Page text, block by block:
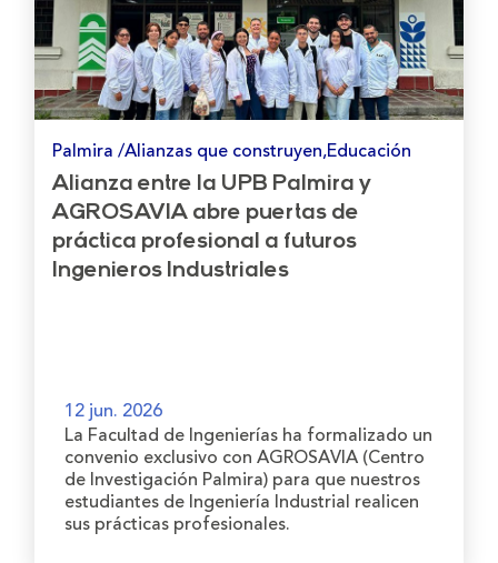
Palmira /Alianzas que construyen,Educación
Alianza entre la UPB Palmira y
AGROSAVIA abre puertas de
práctica profesional a futuros
Ingenieros Industriales
12 jun. 2026
La Facultad de Ingenierías ha formalizado un
convenio exclusivo con AGROSAVIA (Centro
de Investigación Palmira) para que nuestros
estudiantes de Ingeniería Industrial realicen
sus prácticas profesionales.